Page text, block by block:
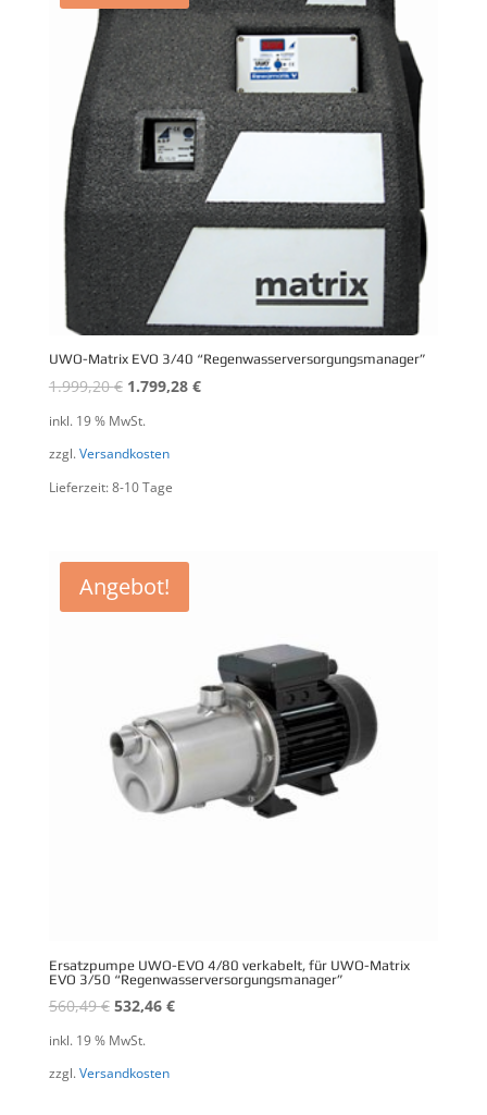
UWO-Matrix EVO 3/40 “Regenwasserversorgungsmanager”
1.999,20€ 1.799,28 €
inkl. 19 % MwSt.
zzgl.Versandkosten
Lieferzeit: 8-10 Tage
Angebot!
Ersatzpumpe UWO-EVO 4/80 verkabelt, für UWO-Matrix
EVO 3/50 “Regenwasserversorgungsmanager”
560,49€ 532,46 €
inkl. 19 % MwSt.
zzgl.Versandkosten